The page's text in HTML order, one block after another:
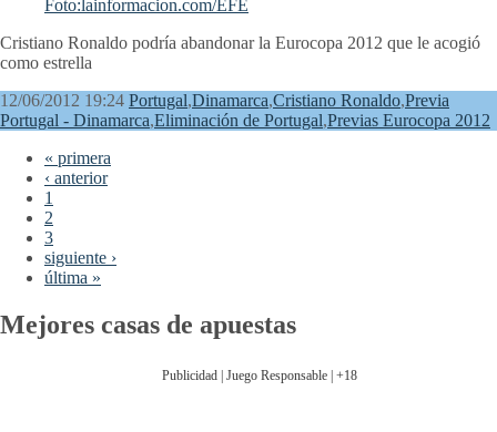
Cristiano Ronaldo podría abandonar la Eurocopa 2012 que le acogió
como estrella
12/06/2012 19:24 Portugal,Dinamarca,Cristiano Ronaldo,Previa
Portugal - Dinamarca,Eliminación de Portugal,Previas Eurocopa 2012
« primera
‹ anterior
1
2
3
siguiente ›
última »
Mejores casas de apuestas
Publicidad | Juego Responsable | +18